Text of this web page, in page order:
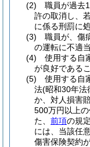
(2)
職員が過去
許の取消し、
に係る刑罰に
(3)
職員が、傷
の運転に不適
(4)
使用する自
が良好であるこ
(5)
使用する自
法(昭和30年法
か、対人損害
500万円以上の
た、 前項の規
には、当該任
傷害保険契約